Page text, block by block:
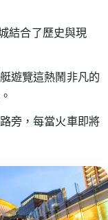
結合了歷史與現
遊覽這熱鬧非凡的
旁，每當火車即將